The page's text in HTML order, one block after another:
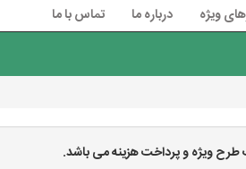
ویژه درباره ما تماس با ما
طرح ویژه و پرداخت هزینه می باشد.